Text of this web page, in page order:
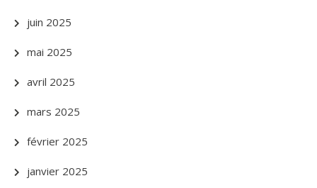
juin 2025
mai 2025
avril 2025
mars 2025
février 2025
janvier 2025